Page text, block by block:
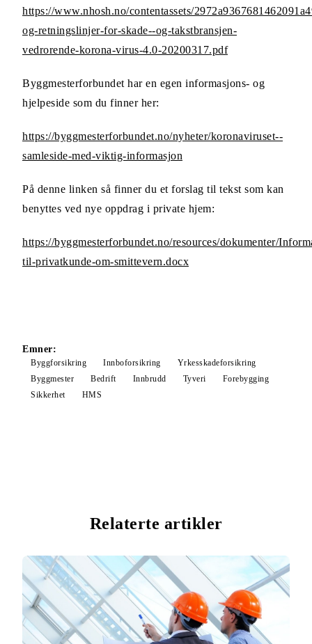
https://www.nhosh.no/contentassets/
og-retningslinjer-for-skade--og-takstbransjen-
vedrorende-korona-virus-4.0-20200317.pdf
Byggmesterforbundet har en egen informasjons- og
hjelpeside som du finner her:
https://byggmesterforbundet.no/nyheter/koronaviruset--
samleside-med-viktig-informasjon
På denne linken så finner du et forslag til tekst som kan
benyttes ved nye oppdrag i private hjem:
https://byggmesterforbundet.no/resources/dokumenter/
til-privatkunde-om-smittevern.docx
Emner:
Byggforsikring Innboforsikring
Yrkesskadeforsikring
Byggmester
Bedrift Innbrudd Tyveri
Forebygging
Sikkerhet
HMS
Relaterte artikler